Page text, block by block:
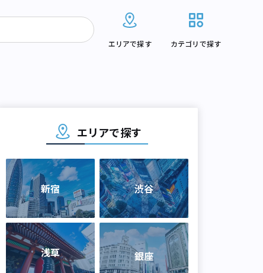
エリアで探す カテゴリで探す
エリアで探す
新宿 渋谷
浅草 銀座